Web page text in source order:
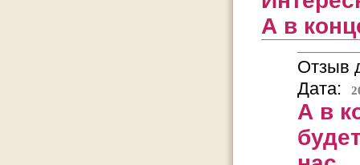
А в
Отзыв
Дата:
А в